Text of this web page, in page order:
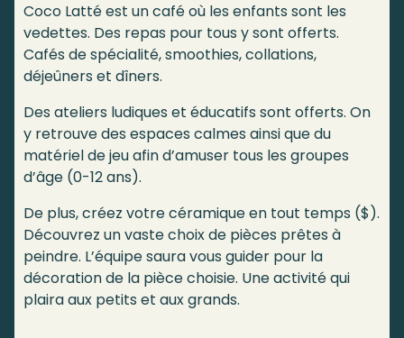
Coco Latté est un café où les enfants sont les
vedettes. Des repas pour tous y sont offerts.
Cafés de spécialité, smoothies, collations,
déjeûners et dîners.
Des ateliers ludiques et éducatifs sont offerts. On
y retrouve des espaces calmes ainsi que du
matériel de jeu afin d’amuser tous les groupes
d’âge (0-12 ans).
De plus, créez votre céramique en tout temps ($).
Découvrez un vaste choix de pièces prêtes à
peindre. L’équipe saura vous guider pour la
décoration de la pièce choisie. Une activité qui
plaira aux petits et aux grands.